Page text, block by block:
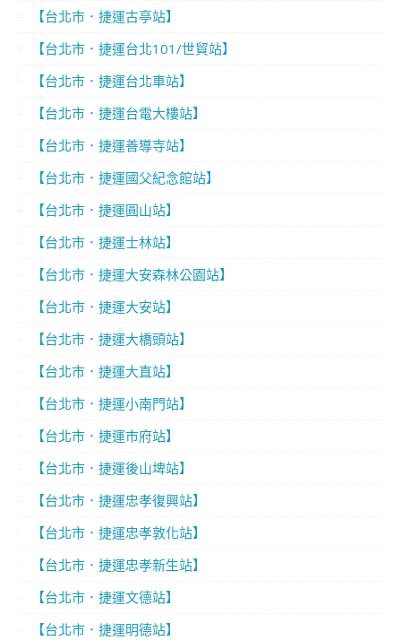
【台北市．捷運古亭站】
【台北市．捷運台北101/世貿站】
【台北市．捷運台北車站】
【台北市．捷運台電大樓站】
【台北市．捷運善導寺站】
【台北市．捷運國父紀念館站】
【台北市．捷運圓山站】
【台北市．捷運士林站】
【台北市．捷運大安森林公園站】
【台北市．捷運大安站】
【台北市．捷運大橋頭站】
【台北市．捷運大直站】
【台北市．捷運小南門站】
【台北市．捷運市府站】
【台北市．捷運後山埤站】
【台北市．捷運忠孝復興站】
【台北市．捷運忠孝敦化站】
【台北市．捷運忠孝新生站】
【台北市．捷運文德站】
【台北市．捷運明德站】